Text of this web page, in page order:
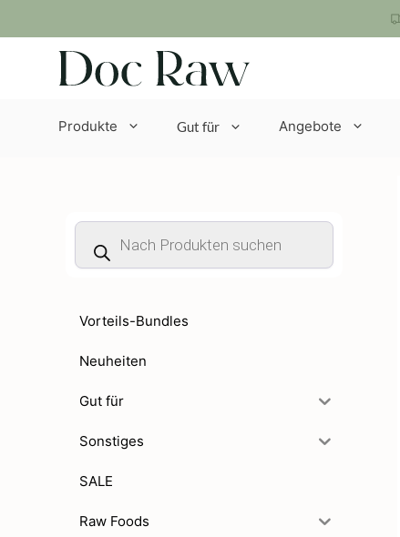
Inhalt
springen
Produkte Gut für Angebote
Products
search
Vorteils-Bundles
Neuheiten
Gut für
Sonstiges
SALE
Raw Foods